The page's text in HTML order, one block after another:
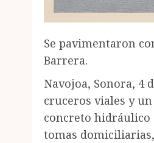
Se pavimentaron
Barrera.
Navojoa, Sonora, 4
cruceros viales y
concreto hidráulico
tomas